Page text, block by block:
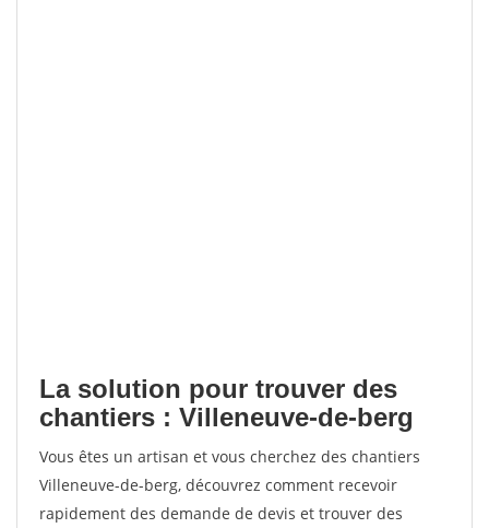
La solution pour trouver des
chantiers : Villeneuve-de-berg
Vous êtes un artisan et vous cherchez des chantiers
Villeneuve-de-berg, découvrez comment recevoir
rapidement des demande de devis et trouver des